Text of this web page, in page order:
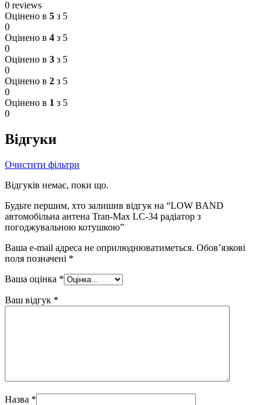
0 reviews
Оцінено в 5 з 5
0
Оцінено в 4 з 5
0
Оцінено в 3 з 5
0
Оцінено в 2 з 5
0
Оцінено в 1 з 5
0
Відгуки
Очистити фільтри
Відгуків немає, поки що.
Будьте першим, хто залишив відгук на “LOW BAND
автомобільна антена Tran-Max LC-34 радіатор з
погоджувальною котушкою”
Ваша e-mail адреса не оприлюднюватиметься. Обов’язкові
поля позначені *
Ваша оцінка *
Ваш відгук *
Назва *